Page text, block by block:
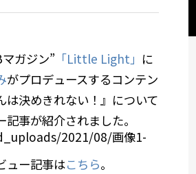
ガジン” 「Little Light」 に
がプロデュースするコンテン
は決めきれない！』について
事が紹介されました。
ュー記事はこちら。
ィコミュニケーション
想
ーから選ぶ